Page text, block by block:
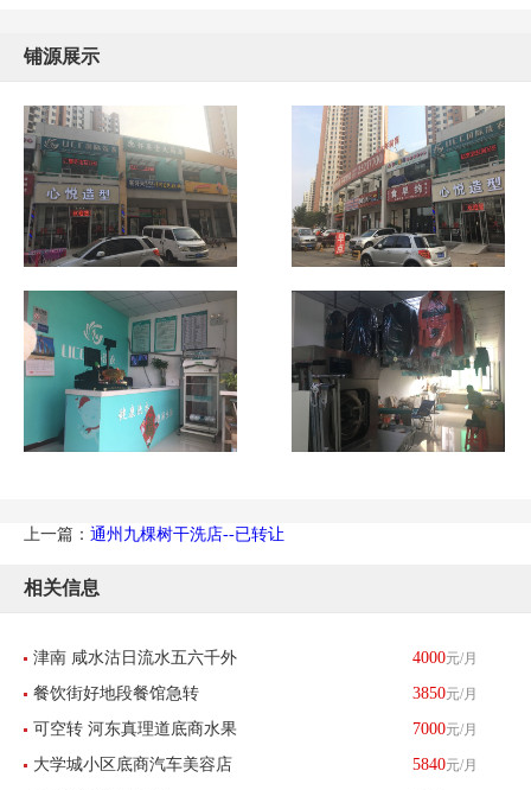
铺源展示
上一篇： 通州九棵树干洗店--已转让
相关信息
津南 咸水沽日流水五六千外
卖餐馆带生意转让 酒楼餐饮
4000元/月
餐饮街好地段餐馆急转 3850元/月
可空转 河东真理道底商水果
店刨冰店转让
7000元/月
大学城小区底商汽车美容店 5840元/月